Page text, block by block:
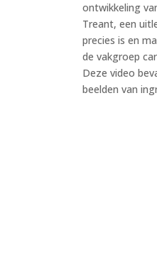
ontwikkeling
Treant, een
precies is en
de vakgroep
Deze video
beelden van